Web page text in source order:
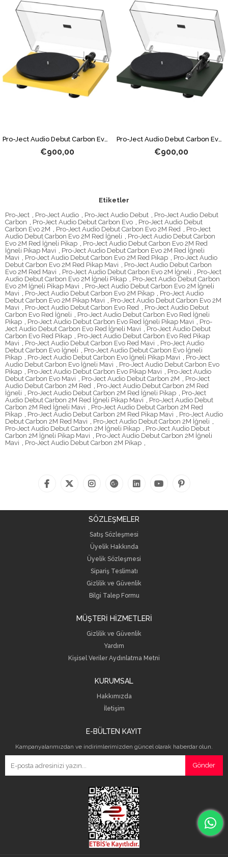
Pro-Ject Audio Debut Carbon Evo 2M Red İğneli Pikap Sarı
€900,00
Pro-Ject Audio Debut Carbon Evo 2M Red İğneli Pikap Yeşil
€900,00
Etiketler
Pro-Ject , Pro-Ject Audio , Pro-Ject Audio Debut , Pro-Ject Audio Debut
Carbon , Pro-Ject Audio Debut Carbon Evo , Pro-Ject Audio Debut
Carbon Evo 2M , Pro-Ject Audio Debut Carbon Evo 2M Red , Pro-Ject
Audio Debut Carbon Evo 2M Red İğneli , Pro-Ject Audio Debut Carbon
Evo 2M Red İğneli Pikap , Pro-Ject Audio Debut Carbon Evo 2M Red
İğneli Pikap Mavi , Pro-Ject Audio Debut Carbon Evo 2M Red İğneli
Mavi , Pro-Ject Audio Debut Carbon Evo 2M Red Pikap , Pro-Ject Audio
Debut Carbon Evo 2M Red Pikap Mavi , Pro-Ject Audio Debut Carbon
Evo 2M Red Mavi , Pro-Ject Audio Debut Carbon Evo 2M İğneli , Pro-Ject
Audio Debut Carbon Evo 2M İğneli Pikap , Pro-Ject Audio Debut Carbon
Evo 2M İğneli Pikap Mavi , Pro-Ject Audio Debut Carbon Evo 2M İğneli
Mavi , Pro-Ject Audio Debut Carbon Evo 2M Pikap , Pro-Ject Audio
Debut Carbon Evo 2M Pikap Mavi , Pro-Ject Audio Debut Carbon Evo 2M
Mavi , Pro-Ject Audio Debut Carbon Evo Red , Pro-Ject Audio Debut
Carbon Evo Red İğneli , Pro-Ject Audio Debut Carbon Evo Red İğneli
Pikap , Pro-Ject Audio Debut Carbon Evo Red İğneli Pikap Mavi , Pro-
Ject Audio Debut Carbon Evo Red İğneli Mavi , Pro-Ject Audio Debut
Carbon Evo Red Pikap , Pro-Ject Audio Debut Carbon Evo Red Pikap
Mavi , Pro-Ject Audio Debut Carbon Evo Red Mavi , Pro-Ject Audio
Debut Carbon Evo İğneli , Pro-Ject Audio Debut Carbon Evo İğneli
Pikap , Pro-Ject Audio Debut Carbon Evo İğneli Pikap Mavi , Pro-Ject
Audio Debut Carbon Evo İğneli Mavi , Pro-Ject Audio Debut Carbon Evo
Pikap , Pro-Ject Audio Debut Carbon Evo Pikap Mavi , Pro-Ject Audio
Debut Carbon Evo Mavi , Pro-Ject Audio Debut Carbon 2M , Pro-Ject
Audio Debut Carbon 2M Red , Pro-Ject Audio Debut Carbon 2M Red
İğneli , Pro-Ject Audio Debut Carbon 2M Red İğneli Pikap , Pro-Ject
Audio Debut Carbon 2M Red İğneli Pikap Mavi , Pro-Ject Audio Debut
Carbon 2M Red İğneli Mavi , Pro-Ject Audio Debut Carbon 2M Red
Pikap , Pro-Ject Audio Debut Carbon 2M Red Pikap Mavi , Pro-Ject Audio
Debut Carbon 2M Red Mavi , Pro-Ject Audio Debut Carbon 2M İğneli ,
Pro-Ject Audio Debut Carbon 2M İğneli Pikap , Pro-Ject Audio Debut
Carbon 2M İğneli Pikap Mavi , Pro-Ject Audio Debut Carbon 2M İğneli
Mavi , Pro-Ject Audio Debut Carbon 2M Pikap ,
SÖZLEŞMELER
Satış Sözleşmesi
Üyelik Hakkında
Üyelik Sözleşmesi
Sipariş Teslimatı
Gizlilik ve Güvenlik
Bilgi Talep Formu
MÜŞTERİ HİZMETLERİ
Gizlilik ve Güvenlik
Yardım
Kişisel Veriler Aydınlatma Metni
KURUMSAL
Hakkımızda
İletişim
E-BÜLTEN KAYIT
Kampanyalarımızdan ve indirimlerimizden güncel olarak haberdar olun.
Gönder